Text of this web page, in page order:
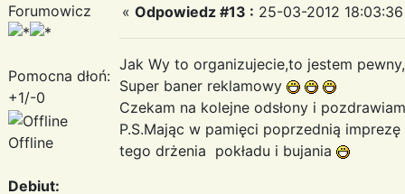
Forumowicz
Pomocna dłoń:
+1/-0
Offline
Debiut:
« Odpowiedz #13 : 25-03-2012
Jak Wy to organizujecie,to jestem
Super baner reklamowy
Czekam na kolejne odsłony i
P.S.Mając w pamięci poprzednią
tego drżenia pokładu i bujania